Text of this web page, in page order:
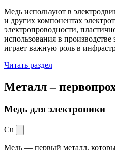
Медь используют в
и других компонентах
электропроводности,
использования в
играет важную роль в
Читать раздел
Металл –
Медь для электроники
Cu
Медь — первый металл,